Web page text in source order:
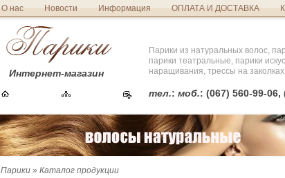
О нас Новости Информация ОПЛАТА И ДОСТАВКА
Интернет-магазин
Парики из натуральных волос,
парики театральные, парики
наращивания, трессы на заколках
тел.: моб.: (067) 560-99-06,
Парики » Каталог продукции